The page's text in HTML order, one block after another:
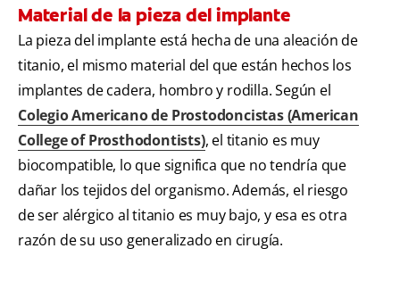
Material de la pieza del implante
La pieza del implante está hecha de una aleación de
titanio, el mismo material del que están hechos los
implantes de cadera, hombro y rodilla. Según el
Colegio Americano de Prostodoncistas (American
College of Prosthodontists), el titanio es muy
biocompatible, lo que significa que no tendría que
dañar los tejidos del organismo. Además, el riesgo
de ser alérgico al titanio es muy bajo, y esa es otra
razón de su uso generalizado en cirugía.